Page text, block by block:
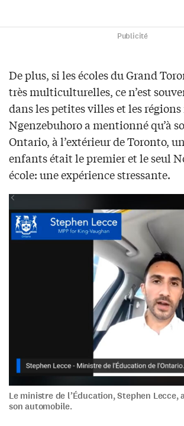
Publicité
De plus, si les écoles du Grand
très multiculturelles, ce n’est
dans les petites villes et les
Ngenzebuhoro a mentionné qu’à
Ontario, à l’extérieur de Toronto,
enfants était le premier et le seul
école: une expérience stressante.
Le ministre de l’Éducation, Stephen Lecce,
son automobile.